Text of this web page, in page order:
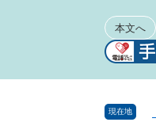
本文へ
現在地